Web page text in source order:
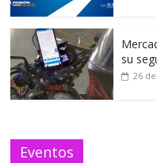
su
26
Eventos